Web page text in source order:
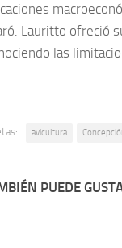
Lauritto ofreció
las
avicultura
PUEDE